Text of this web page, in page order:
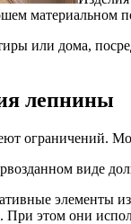
материальном
или дома,
лепнины
ограничений.
виде
элементы
При этом они